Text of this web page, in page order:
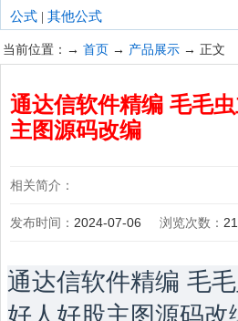
公式 | 其他公式
当前位置：→ 首页 → 产品展示 → 正文
通达信软件精编 毛毛
主图源码改编
相关简介：
发布时间： 2024-07-06 浏览次数：
通达信软件精编 毛
好人好股主图源码改